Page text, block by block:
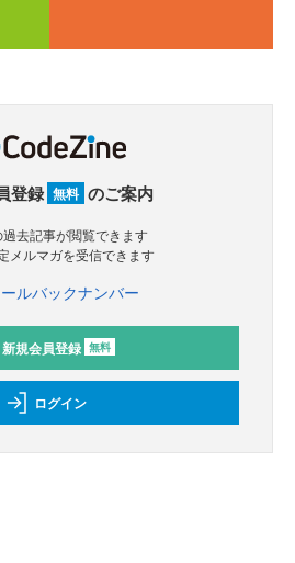
登録 無料 のご案内
過去記事が閲覧できます
メルマガを受信できます
ールバックナンバー
新規会員登録 無料
ログイン